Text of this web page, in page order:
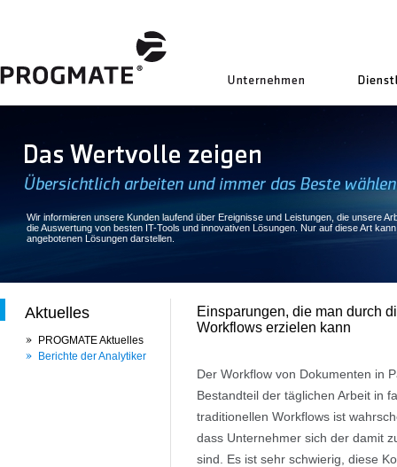
Wir informieren unsere Kunden laufend über Ereignisse und Leistungen, die unsere
die Auswertung von besten IT-Tools und innovativen Lösungen. Nur auf diese Art
angebotenen Lösungen darstellen.
Aktuelles
PROGMATE Aktuelles
Berichte der Analytiker
Einsparungen, die man durch
Workflows erzielen kann
Der Workflow von Dokumenten in
Bestandteil der täglichen Arbeit in
traditionellen Workflows ist
dass Unternehmer sich der damit
sind. Es ist sehr schwierig, diese